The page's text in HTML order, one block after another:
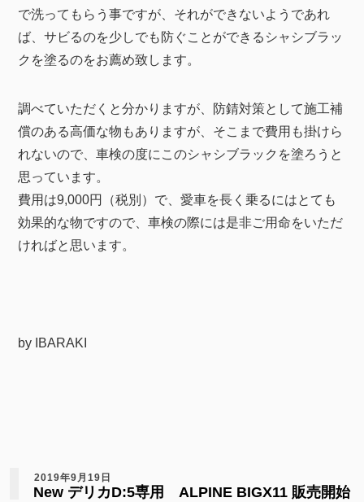
で洗ってもらう事ですが、それができないようであれ
ば、サビるのを少しでも防ぐことができるシャシブラッ
クを塗るのをお薦め致します。
調べていただくと分かりますが、防錆対策として施工補
償のある高価な物もありますが、そこまで費用も掛けら
れないので、車検の度にこのシャシブラックを塗ろうと
思っています。
費用は9,000円（税別）で、愛車を長く乗るにはとても
効果的な物ですので、車検の際には是非ご用命をいただ
ければと思います。
by IBARAKI
2019年9月19日
New デリカD:5専用 ALPINE BIGX11 販売開始